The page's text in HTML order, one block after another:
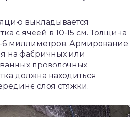
выкладывается
с ячеей в 10-15 см. Толщина
6 миллиметров. Армирование
на фабричных или
проволочных
должна находиться
слоя стяжки.